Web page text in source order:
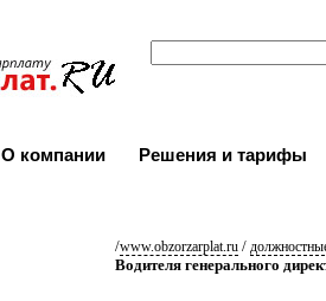
О компании Решения и тарифы
/www.obzorzarplat.ru /
Водителя генерального